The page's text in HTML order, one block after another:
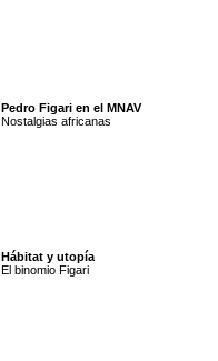
Pedro Figari en el MNAV
Nostalgias africanas
Hábitat y utopía
El binomio Figari